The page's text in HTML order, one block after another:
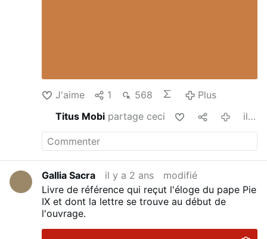
J'aime 1 568
Plus
Titus Mobipartage ceci il y a 2 ans
Gallia Sacra il y a 2 ans
modifié
Livre de référence qui reçut l'éloge du pape Pie
IX et dont la lettre se trouve au début de
l'ouvrage.